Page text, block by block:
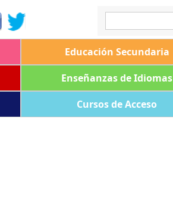
Educación Secundaria
Enseñanzas de Idiomas
Cursos de Acceso